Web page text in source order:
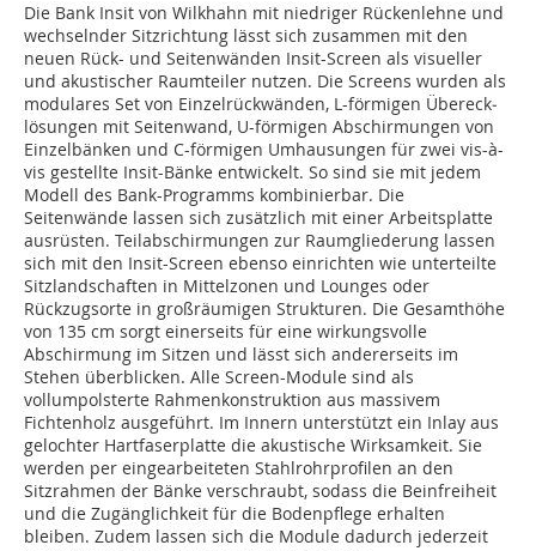
Die Bank Insit von Wilkhahn mit niedriger Rückenlehne und
wechselnder Sitzrichtung lässt sich zusammen mit den
neuen Rück- und Seitenwänden Insit-Screen als visueller
und akustischer Raumteiler nutzen. Die Screens wurden als
modulares Set von Einzelrückwänden, L-förmigen Übereck­
lösungen mit Seitenwand, U-förmigen Abschirmungen von
Einzelbänken und C-förmigen ­Umhausungen für zwei vis-à-
vis gestellte Insit-Bänke entwickelt. So sind sie mit jedem
Modell des Bank-Programms kombinierbar. Die
Seitenwände lassen sich zusätzlich mit einer Arbeitsplatte
ausrüsten. Teilabschirmungen zur Raumgliederung lassen
sich mit den Insit-Screen ebenso einrichten wie unterteilte
Sitzlandschaften in Mittelzonen und Lounges oder
Rückzugsorte in großräumigen Strukturen. Die Gesamt­höhe
von 135 cm sorgt einerseits für eine wirkungsvolle
Abschirmung im Sitzen und lässt sich andererseits im
Stehen überblicken. Alle Screen-Module sind als
vollumpolsterte Rahmenkonstruktion aus massivem
Fichtenholz ausgeführt. Im Innern unterstützt ein Inlay aus
gelochter Hartfaserplatte die akustische Wirksamkeit. Sie
werden per eingearbeiteten Stahlrohrprofilen an den
Sitzrahmen der Bänke verschraubt, sodass die Beinfreiheit
und die Zugänglichkeit für die Bodenpflege erhalten
bleiben. Zudem lassen sich die Module dadurch jederzeit